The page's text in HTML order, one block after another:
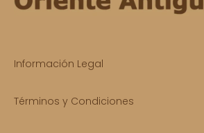
Información Legal
Términos y Condiciones